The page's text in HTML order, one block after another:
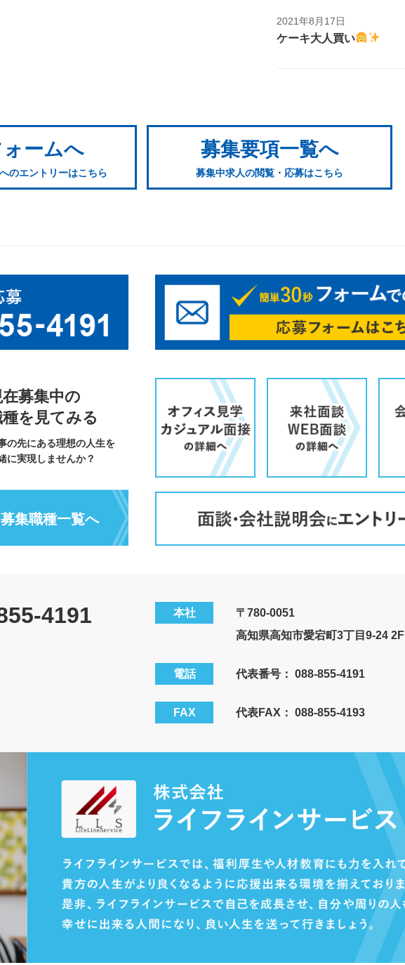
2021年8月17日
ケーキ大人買い
ームへ
のエントリーはこちら
募集要項一覧へ
募集中求人の閲覧・応募はこちら
募集中の
を見てみる
の先にある理想の人生を
に実現しませんか？
募集職種一覧へ
4191 本社
〒780-0051
高知県高知市愛宕町3丁目9-24 2F
電話 代表番号：088-855-4191
FAX 代表FAX： 088-855-4193